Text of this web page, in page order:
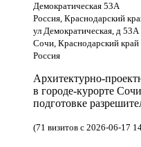
Демократическая 53А
Россия, Краснодарский
ул Демократическая, д 53А
Сочи, Краснодарский край
Россия
Архитектурно-
в городе-курорте
подготовке
(71 визитов с 2026-06-17